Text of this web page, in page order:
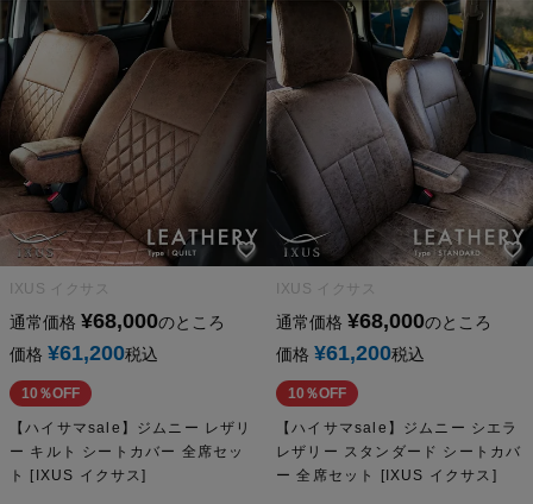
IXUS イクサス
通常価格 ¥68,000のところ
価格 ¥61,200税込
10％OFF
【ハイサマsale】ジムニー レザリ
ー キルト シートカバー 全席セッ
ト [IXUS イクサス]
IXUS イクサス
通常価格 ¥68,000のところ
価格 ¥61,200税込
10％OFF
【ハイサマsale】ジムニー シエラ
レザリー スタンダード シートカバ
ー 全席セット [IXUS イクサス]